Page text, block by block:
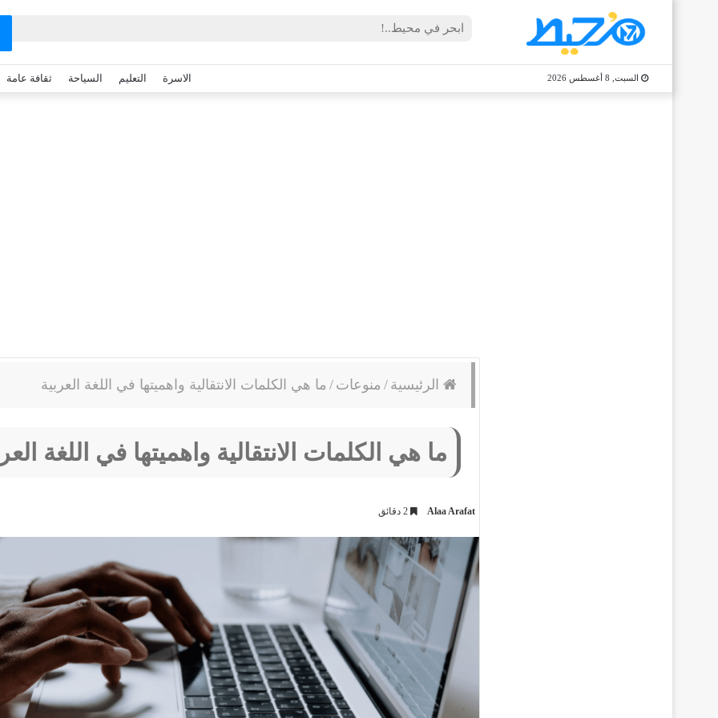
السبت, 8 أغسطس 2026 الاسرة التعليم السياحة ثقافة عامة
الرئيسية / منوعات / ما هي الكلمات الانتقالية واهميتها في اللغة العربية
ما هي الكلمات الانتقالية واهميتها في اللغة
Alaa Arafat